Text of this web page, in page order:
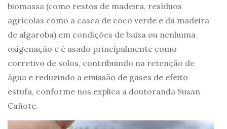
biomassa (como restos de madeira, resíduos
agrícolas como a casca de coco verde e da madeira
de algaroba) em condições de baixa ou nenhuma
oxigenação e é usado principalmente como
corretivo de solos, contribuindo na retenção de
água e reduzindo a emissão de gases de efeito
estufa, conforme nos explica a doutoranda Susan
Cañote.